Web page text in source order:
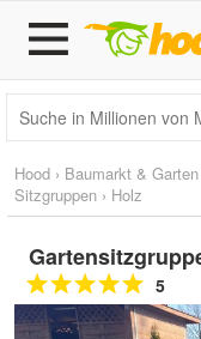
Hood › Baumarkt & Garten
Sitzgruppen › Holz
5